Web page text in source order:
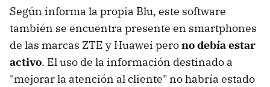
Según informa la propia Blu, este software
también se encuentra presente en smartphones
de las marcas ZTE y Huawei perono debía estar
activo. El uso de la información destinado a
"mejorar la atención al cliente" no habría estado